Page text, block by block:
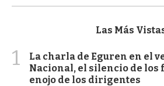
Las Más
1
La charla de Eguren en el
Nacional, el silencio de los
enojo de los dirigentes